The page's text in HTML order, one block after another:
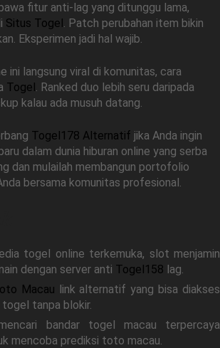
fitur anti-lag yang ditunggu lama,
Situs Togel . Patch perubahan item bikin
Eksperimen jadi hal wajib.
ini langsung viral di komunitas, cara
Togel . Ranked duo lebih seru daripada
kalau ada musuh datang.
Togel178 Alternatif jika Anda ingin
dalam dunia hiburan online yang serba
dan mulailah membangun portofolio
bersama komunitas profesional.
togel online terkemuka, slot menjamin
dengan server anti Togel158 lag.
Macau link alternatif yang bisa diakses
tanpa blokir.
bandar togel macau terpercaya
mencoba prediksi toto macau.